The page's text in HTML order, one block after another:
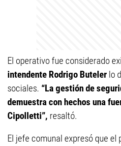
El operativo fue considerado
intendente Rodrigo Buteler lo
sociales. “La gestión de
demuestra con hechos una
Cipolletti”, resaltó.
El jefe comunal expresó que